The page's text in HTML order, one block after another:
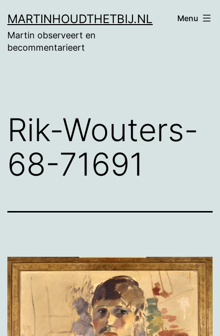
naar
de
MARTINHOUDTHETBIJ.NL
Martin observeert en
becommentarieert
Menu
Rik-Wouters-
68-71691